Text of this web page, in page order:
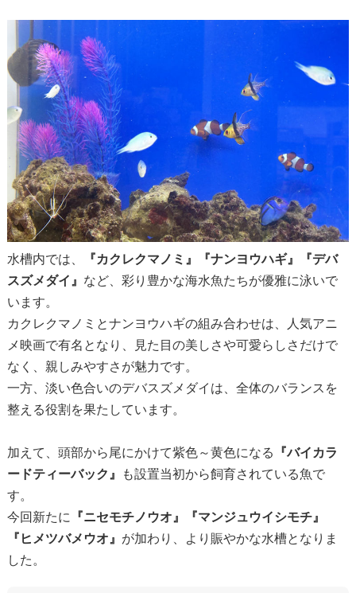
水槽内では、
『カクレクマノミ』『ナンヨウハギ』『デバ
スズメダイ』 など、彩り豊かな海水魚たちが優雅に泳いで
います。
カクレクマノミとナンヨウハギの組み合わせは、人気アニ
メ映画で有名となり、見た目の美しさや可愛らしさだけで
なく、親しみやすさが魅力です。
一方、淡い色合いのデバスズメダイは、全体のバランスを
整える役割を果たしています。
加えて、頭部から尾にかけて紫色～黄色になる
『バイカラ
ードティーバック』
も設置当初から飼育されている魚で
す。
今回新たに
『ニセモチノウオ』『マンジュウイシモチ』
『ヒメツバメウオ』 が加わり、より賑やかな水槽となりま
した。